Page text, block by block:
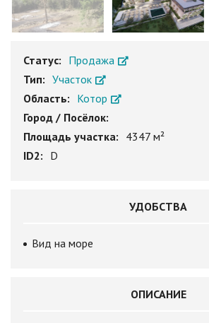
Статус: Продажа
Тип: Участок
Область: Котор
Город / Посёлок:
Площадь участка: 4347 м²
ID2: D
УДОБСТВА
Вид на море
ОПИСАНИЕ